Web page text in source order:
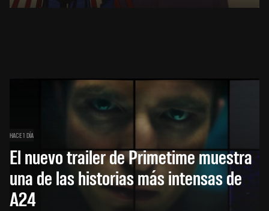
HACE 1 DÍA
El nuevo trailer de Primetime muestra
una de las historias más intensas de
A24